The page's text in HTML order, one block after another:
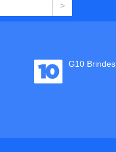
G10 Brindes